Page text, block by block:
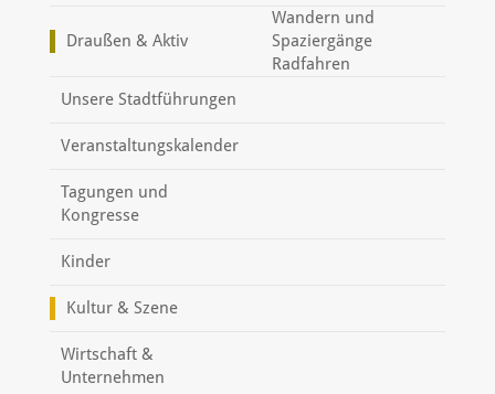
Draußen & Aktiv
Wandern und
Spaziergänge
Radfahren
Unsere Stadtführungen
Veranstaltungskalender
Tagungen und
Kongresse
Kinder
Kultur & Szene
Wirtschaft &
Unternehmen